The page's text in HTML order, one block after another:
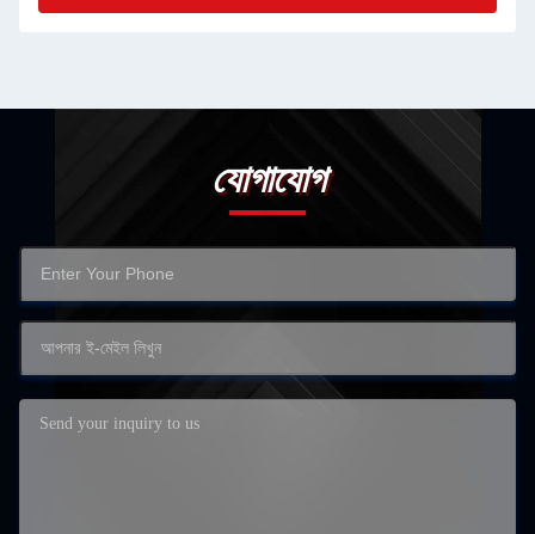
যোগাযোগ